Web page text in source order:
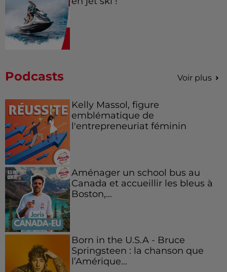
Podcasts Voir plus
Kelly Massol, figure
emblématique de
l'entrepreneuriat féminin
Aménager un school bus au
Canada et accueillir les bleus à
Boston,...
Born in the U.S.A - Bruce
Springsteen : la chanson que
l’Amérique...